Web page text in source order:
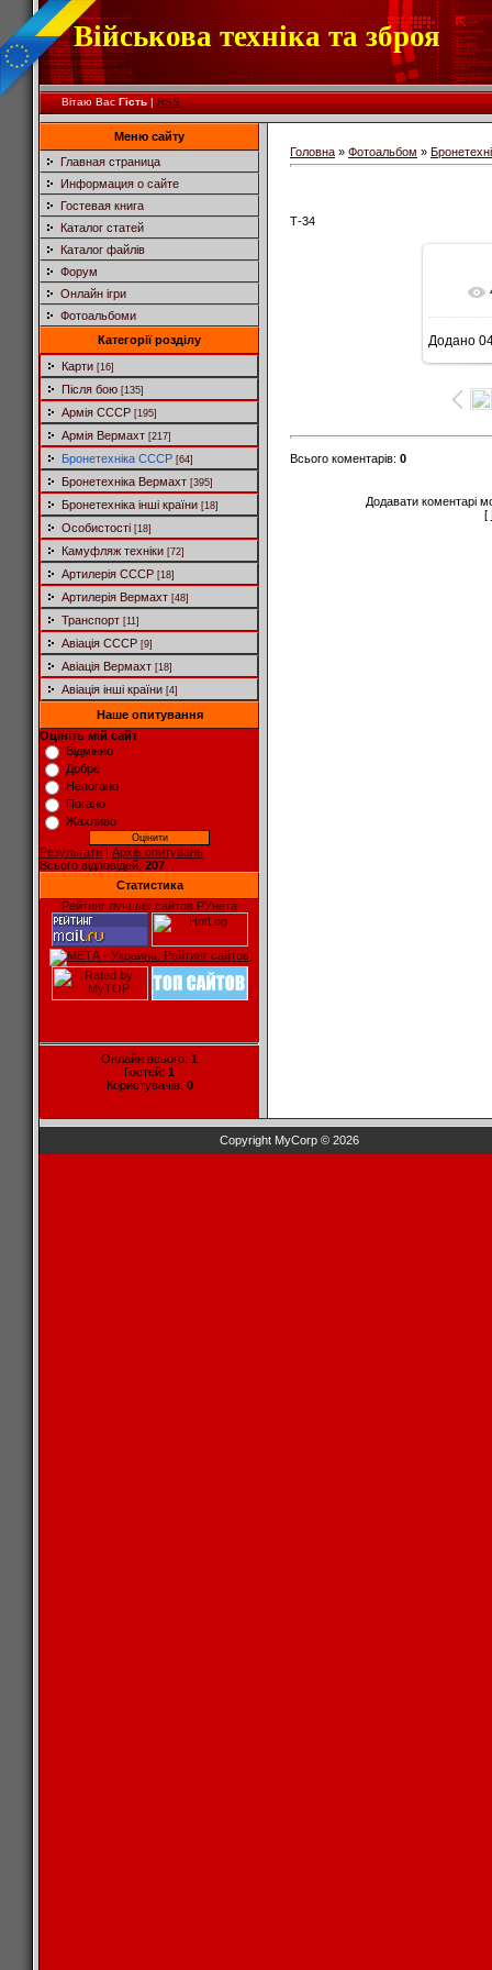
Військова техніка та зброя
Вітаю Вас Гість|RSS
Меню сайту
Главная страница
Информация о сайте
Гостевая книга
Каталог статей
Каталог файлів
Форум
Онлайн ігри
Фотоальбоми
Категорії розділу
Карти [16]
Після бою [135]
Армія СССР [195]
Армія Вермахт [217]
Бронетехніка СССР [64]
Бронетехніка Вермахт [395]
Бронетехніка інші країни [18]
Особистості [18]
Камуфляж техніки [72]
Артилерія СССР [18]
Артилерія Вермахт [48]
Транспорт [11]
Авіація СССР [9]
Авіація Вермахт [18]
Авіація інші країни [4]
Наше опитування
Оцініть мій сайт
Відмінно
Добре
Непогано
Погано
Жахливо
Результати | Архів опитувань
Всього відповідей: 207
Статистика
Рейтинг лучших сайтов РУнета
Онлайн всього: 1
Гостей: 1
Користувачів: 0
Головна » Фотоальбом »
Т-34
Додано
Всього коментарів: 0
Додавати коментарі
[
Copyright MyCorp © 2026